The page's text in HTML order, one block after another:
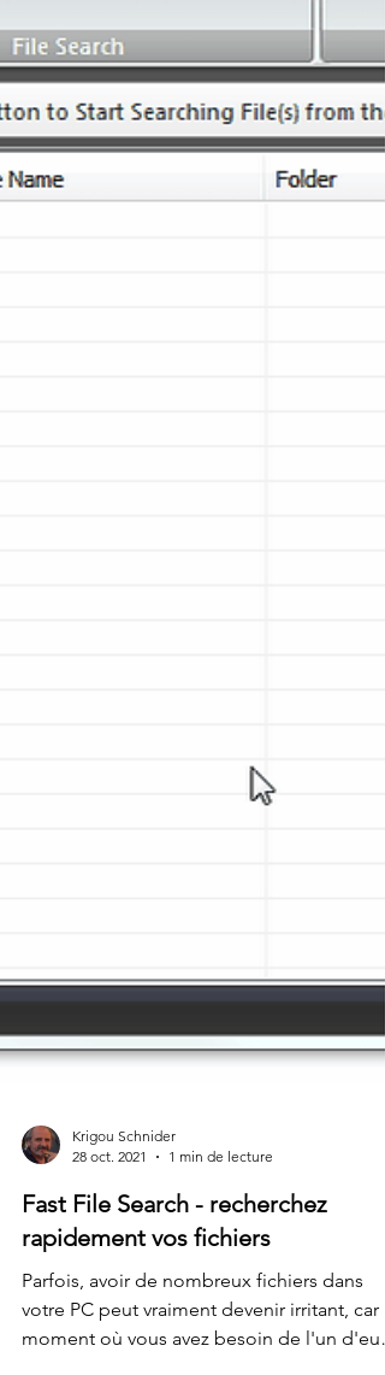
Krigou Schnider
28 oct. 2021
1 min de lecture
Fast File Search - recherchez
rapidement vos fichiers